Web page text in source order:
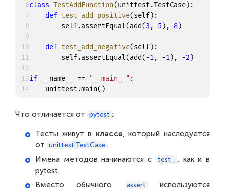
6
7
8
9
10
11
12
13
14
class TestAddFunction(unittest .TestCase) :
def test_add_positive(self) :
        self
.assertEqual(add(3 , 5) , 8)
def test_add_negative(self) :
        self
.assertEqual(add(-1, -1) , -2 )
if __name__ == "__main__" :
    unittest
.main( )
Что отличается от pytest :
Тесты живут в классе, который наследуется
от unittest.TestCase .
Имена методов начинаются с
test_
, как и в
pytest.
Вместо обычного
assert
используются